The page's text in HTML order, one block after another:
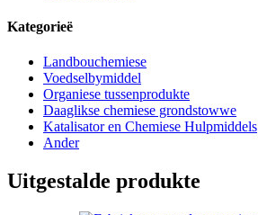
Kategorieë
Landbouchemiese
Voedselbymiddel
Organiese tussenprodukte
Daaglikse chemiese grondstowwe
Katalisator en Chemiese Hulpmiddels
Ander
Uitgestalde produkte